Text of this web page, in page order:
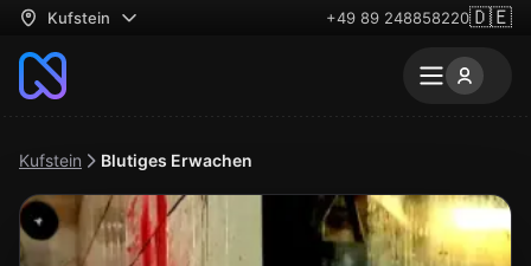
Kufstein +49 89 248858220🇩🇪
Kufstein Blutiges Erwachen